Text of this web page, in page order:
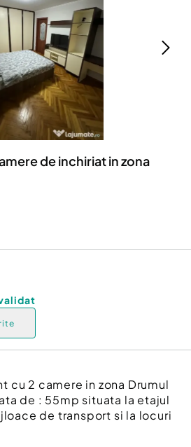
profesionale
de inchiriat in zona
cu 2 camere in zona Drumul
de : 55mp situata la etajul
de transport si la locuri